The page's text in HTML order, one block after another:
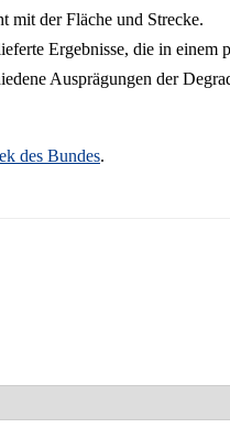
mit der Fläche und Strecke.
Ergebnisse, die in einem
Ausprägungen der
des Bundes.